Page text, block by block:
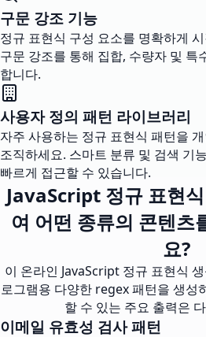
구문 강조 기능
정규 표현식 구성 요소를 명확하게
구문 강조를 통해 집합, 수량자 및 특
합니다.
사용자 정의 패턴 라이브러리
자주 사용하는 정규 표현식 패턴을
조직하세요. 스마트 분류 및 검색 기
빠르게 접근할 수 있습니다.
JavaScript 정규 표현
여 어떤 종류의 콘텐츠
요?
이 온라인 JavaScript 정규 표현식
로그램용 다양한 regex 패턴을 생성
할 수 있는 주요 출력은
이메일 유효성 검사 패턴